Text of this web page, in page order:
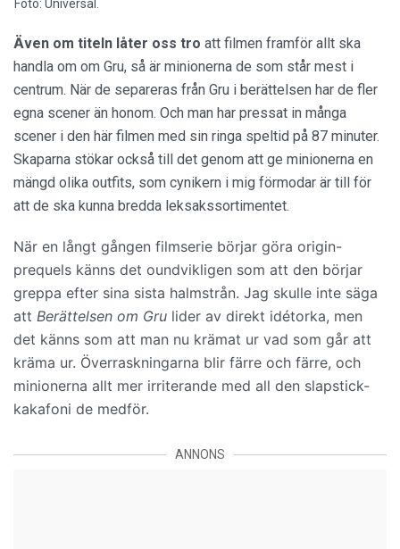
Foto: Universal.
Även om titeln låter oss tro att filmen framför allt ska
handla om om Gru, så är minionerna de som står mest i
centrum. När de separeras från Gru i berättelsen har de fler
egna scener än honom. Och man har pressat in många
scener i den här filmen med sin ringa speltid på 87 minuter.
Skaparna stökar också till det genom att ge minionerna en
mängd olika outfits, som cynikern i mig förmodar är till för
att de ska kunna bredda leksakssortimentet.
När en långt gången filmserie börjar göra origin-
prequels känns det oundvikligen som att den börjar
greppa efter sina sista halmstrån. Jag skulle inte säga
att Berättelsen om Gru lider av direkt idétorka, men
det känns som att man nu krämat ur vad som går att
kräma ur. Överraskningarna blir färre och färre, och
minionerna allt mer irriterande med all den slapstick-
kakafoni de medför.
ANNONS